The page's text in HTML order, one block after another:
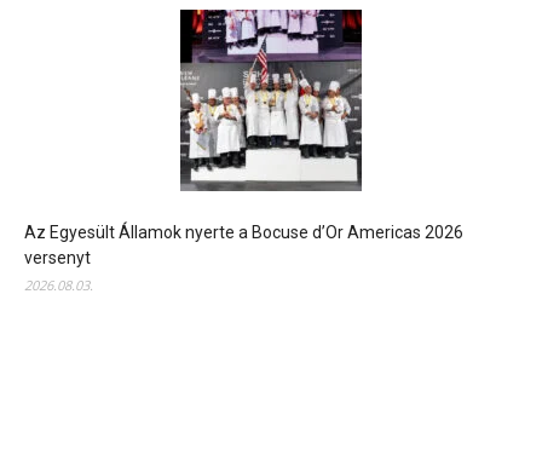
Az Egyesült Államok nyerte a Bocuse d’Or Americas 2026
versenyt
2026.08.03.